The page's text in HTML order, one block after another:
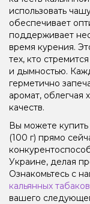
использовать
обеспечивает
поддерживает
время курения.
тех, кто
и дымностью.
герметично
аромат,
качеств.
Вы можете
(100 г) прямо
Украине, делая
Ознакомьтесь с
кальянных табаков
вашего